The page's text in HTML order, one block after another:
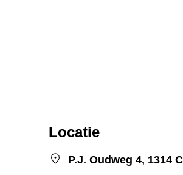
Locatie
P.J. Oudweg 4, 1314